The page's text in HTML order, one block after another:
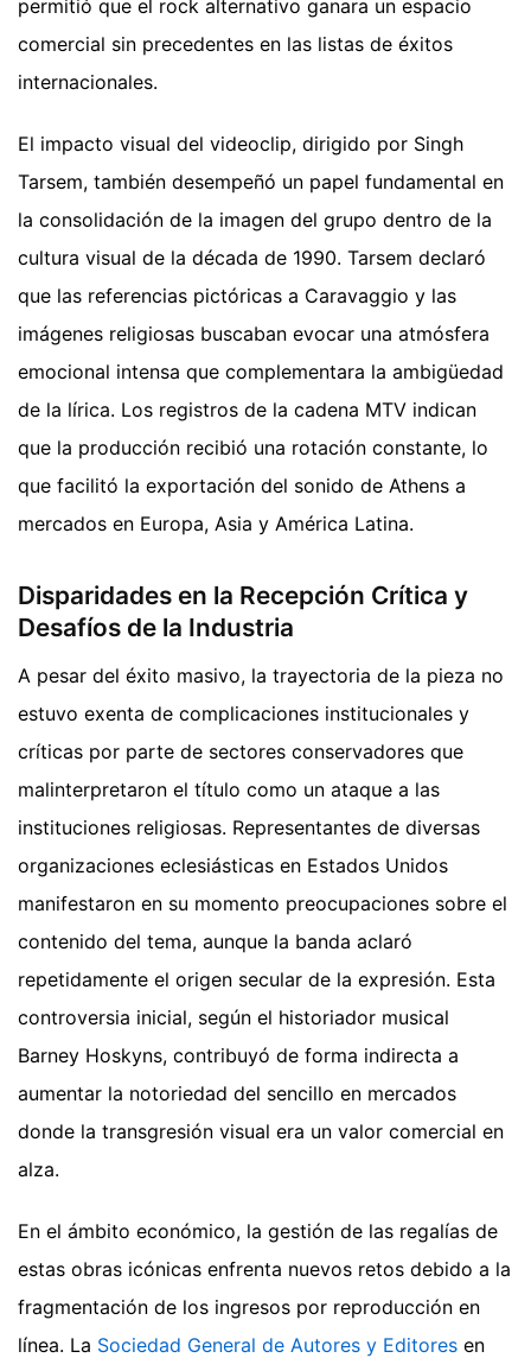
permitió que el rock alternativo ganara un espacio
comercial sin precedentes en las listas de éxitos
internacionales.
El impacto visual del videoclip, dirigido por Singh
Tarsem, también desempeñó un papel fundamental en
la consolidación de la imagen del grupo dentro de la
cultura visual de la década de 1990. Tarsem declaró
que las referencias pictóricas a Caravaggio y las
imágenes religiosas buscaban evocar una atmósfera
emocional intensa que complementara la ambigüedad
de la lírica. Los registros de la cadena MTV indican
que la producción recibió una rotación constante, lo
que facilitó la exportación del sonido de Athens a
mercados en Europa, Asia y América Latina.
Disparidades en la Recepción Crítica y
Desafíos de la Industria
A pesar del éxito masivo, la trayectoria de la pieza no
estuvo exenta de complicaciones institucionales y
críticas por parte de sectores conservadores que
malinterpretaron el título como un ataque a las
instituciones religiosas. Representantes de diversas
organizaciones eclesiásticas en Estados Unidos
manifestaron en su momento preocupaciones sobre el
contenido del tema, aunque la banda aclaró
repetidamente el origen secular de la expresión. Esta
controversia inicial, según el historiador musical
Barney Hoskyns, contribuyó de forma indirecta a
aumentar la notoriedad del sencillo en mercados
donde la transgresión visual era un valor comercial en
alza.
En el ámbito económico, la gestión de las regalías de
estas obras icónicas enfrenta nuevos retos debido a la
fragmentación de los ingresos por reproducción en
línea. La Sociedad General de Autores y Editores en